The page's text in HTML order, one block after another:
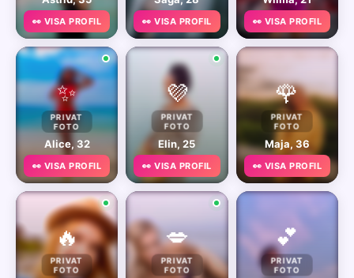
👀 VISA PROFIL 👀 VISA PROFIL 👀 VISA PROFIL
✨
PRIVAT
FOTO
Alice, 32
👀 VISA PROFIL
💜
PRIVAT
FOTO
Elin, 25
👀 VISA PROFIL
🌹
PRIVAT
FOTO
Maja, 36
👀 VISA PROFIL
🔥
PRIVAT
FOTO
💋
PRIVAT
FOTO
💕
PRIVAT
FOTO